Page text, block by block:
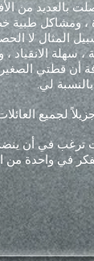
بالعديد من
، ومشاكل طبية
المثال لا
، سهلة الانقياد
بالنسبة لي.
لجميع
ترغب في أن
في واحدة من